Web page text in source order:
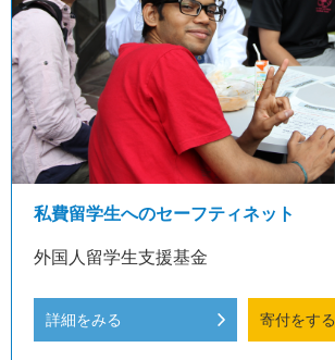
私費留学生へのセーフティネット
外国人留学生支援基金
詳細をみる 寄付をする